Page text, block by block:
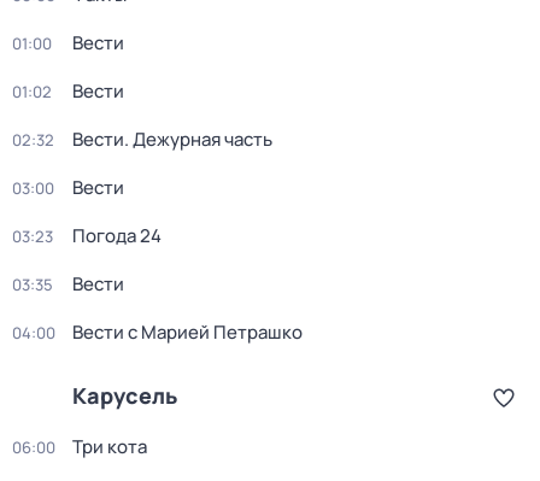
01:00 Вести
01:02 Вести
02:32 Вести. Дежурная часть
03:00 Вести
03:23 Погода 24
03:35 Вести
04:00 Вести с Марией Петрашко
Карусель
06:00 Три кота